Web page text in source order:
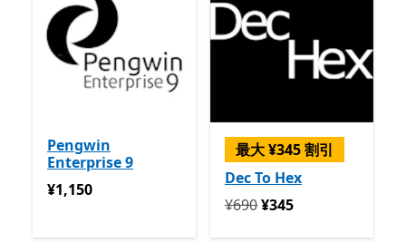
Pengwin
Enterprise 9
¥1,150
¥1,150
最大 ¥345 割引
Dec To Hex
定価 ¥690 今すぐ ¥345
¥690¥345